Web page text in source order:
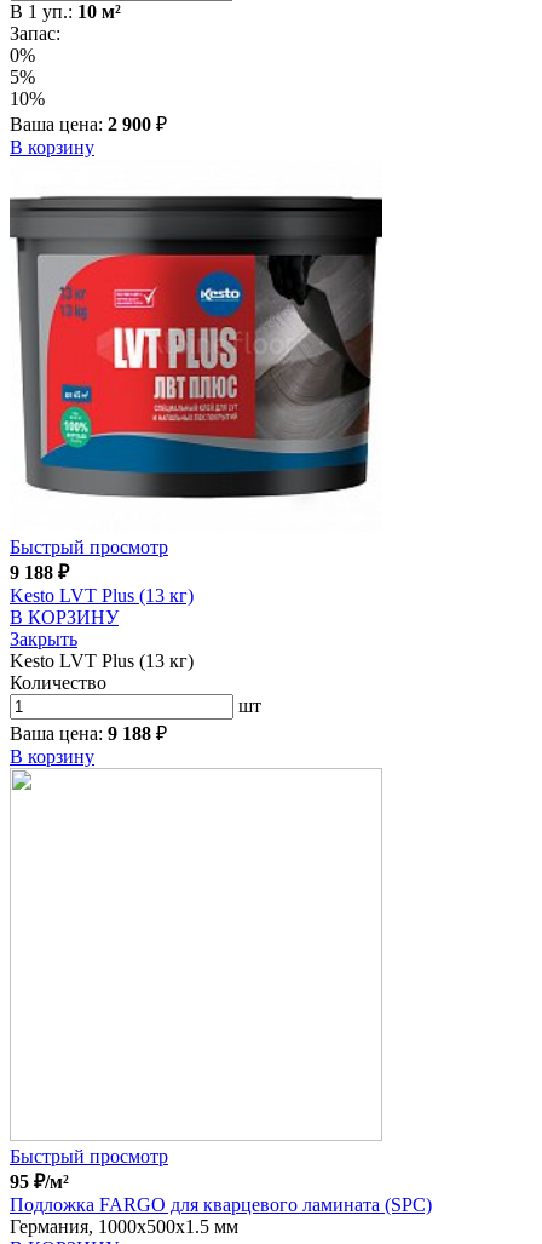
В 1 уп.: 10 м²
Запас:
0%
5%
10%
Ваша цена: 2 900 ₽
В корзину
Быстрый просмотр
9 188 ₽
Kesto LVT Plus (13 кг)
В КОРЗИНУ
Закрыть
Kesto LVT Plus (13 кг)
Количество
шт
Ваша цена: 9 188 ₽
В корзину
Быстрый просмотр
95 ₽/м²
Подложка FARGO для кварцевого ламината (SPC)
Германия, 1000x500x1.5 мм